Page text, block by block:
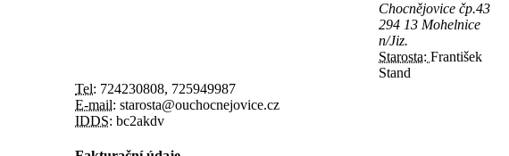
Chocnějovice čp.43
294 13 Mohelnice
n/Jiz.
Starosta: František
Stand
Tel: 724230808, 725949987
E-mail: starosta@ouchocnejovice.cz
IDDS: bc2akdv